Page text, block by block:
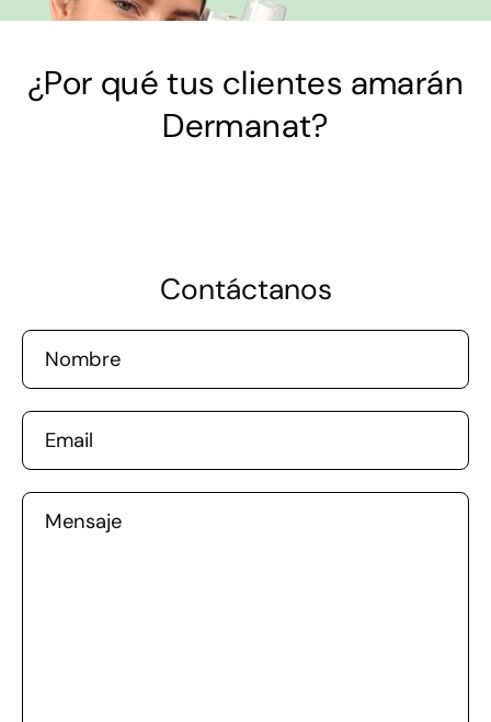
¿Por qué tus clientes amarán
Dermanat?
Contáctanos
Nombre
Email
Mensaje